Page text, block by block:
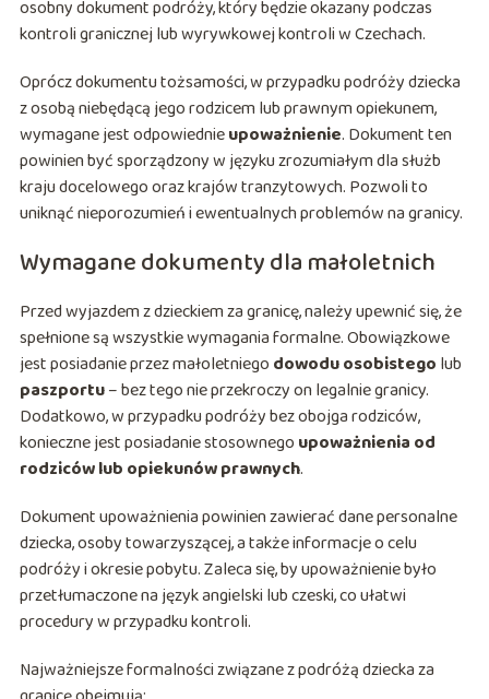
osobny dokument podróży, który będzie okazany podczas
kontroli granicznej lub wyrywkowej kontroli w Czechach.
Oprócz dokumentu tożsamości, w przypadku podróży dziecka
z osobą niebędącą jego rodzicem lub prawnym opiekunem,
wymagane jest odpowiednieupoważnienie. Dokument ten
powinien być sporządzony w języku zrozumiałym dla służb
kraju docelowego oraz krajów tranzytowych. Pozwoli to
uniknąć nieporozumień i ewentualnych problemów na granicy.
Wymagane dokumenty dla małoletnich
Przed wyjazdem z dzieckiem za granicę, należy upewnić się, że
spełnione są wszystkie wymagania formalne. Obowiązkowe
jest posiadanie przez małoletniego dowodu osobistego lub
paszportu– bez tego nie przekroczy on legalnie granicy.
Dodatkowo, w przypadku podróży bez obojga rodziców,
konieczne jest posiadanie stosownego upoważnienia od
rodziców lub opiekunów prawnych.
Dokument upoważnienia powinien zawierać dane personalne
dziecka, osoby towarzyszącej, a także informacje o celu
podróży i okresie pobytu. Zaleca się, by upoważnienie było
przetłumaczone na język angielski lub czeski, co ułatwi
procedury w przypadku kontroli.
Najważniejsze formalności związane z podróżą dziecka za